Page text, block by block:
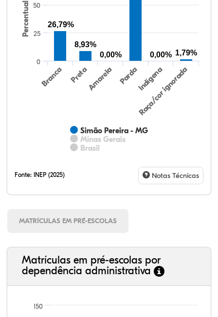
Percentual
Simão Pereira - MG
Minas Gerais
Brasil
Branca PretaAmarela PardaIndígena
Raça/cor ignorada
0
25
50
26,79%
8,93%
0,00%
0,00% 1,79%
Fonte: INEP (2025) Notas Técnicas
MATRÍCULAS EM PRÉ-ESCOLAS
Matrículas em pré-escolas por
dependência administrativa
150